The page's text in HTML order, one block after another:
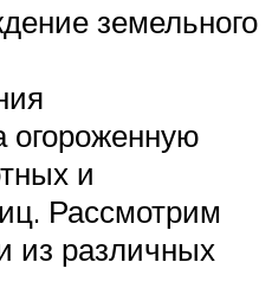
земельного
огороженную
и
Рассмотрим
из различных